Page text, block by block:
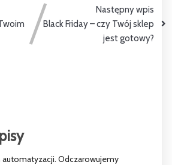
Następny wpis
Black Friday – czy Twój sklep
jest gotowy?
automatyzacji. Odczarowujemy